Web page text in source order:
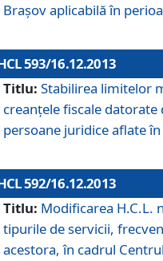
Braşov aplicabilă în
593/16.12.2013
Titlu: Stabilirea limitelor
creanţele fiscale
persoane juridice aflate
592/16.12.2013
Titlu: Modificarea H.C.L.
tipurile de servicii,
acestora, în cadrul